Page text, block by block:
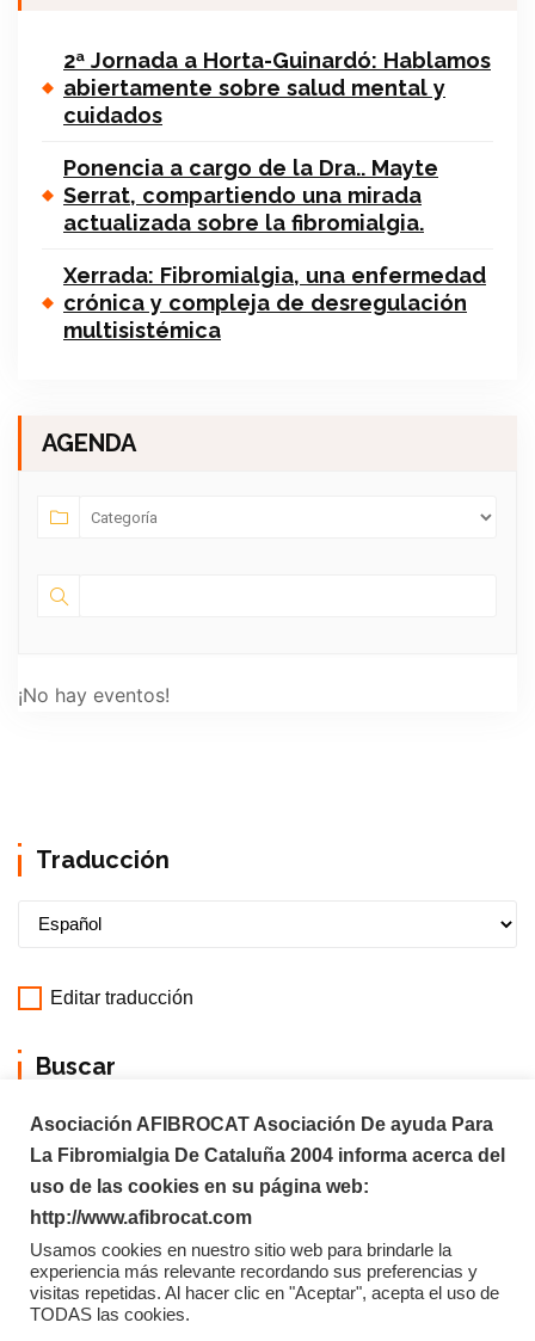
2ª Jornada a Horta-Guinardó: Hablamos
abiertamente sobre salud mental y
cuidados
Ponencia a cargo de la Dra.. Mayte
Serrat, compartiendo una mirada
actualizada sobre la fibromialgia.
Xerrada: Fibromialgia, una enfermedad
crónica y compleja de desregulación
multisistémica
AGENDA
¡No hay eventos!
Traducción
Editar traducción
Buscar
Asociación AFIBROCAT Asociación De ayuda Para
La Fibromialgia De Cataluña 2004 informa acerca del
uso de las cookies en su página web:
http://www.afibrocat.com
Usamos cookies en nuestro sitio web para brindarle la
experiencia más relevante recordando sus preferencias y
visitas repetidas. Al hacer clic en "Aceptar", acepta el uso de
TODAS las cookies.